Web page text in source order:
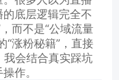
底层逻辑完全不
而不是“公域流量
“涨粉秘籍”，直接
我会结合真实踩坑
作。